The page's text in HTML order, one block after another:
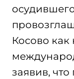
Косово
заявив,